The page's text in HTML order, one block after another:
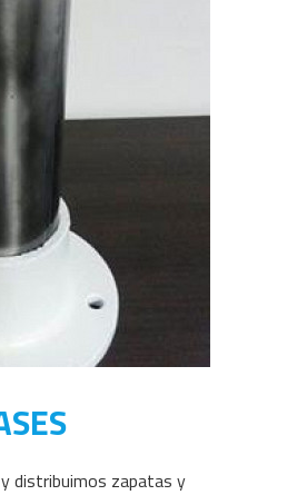
distribuimos zapatas y